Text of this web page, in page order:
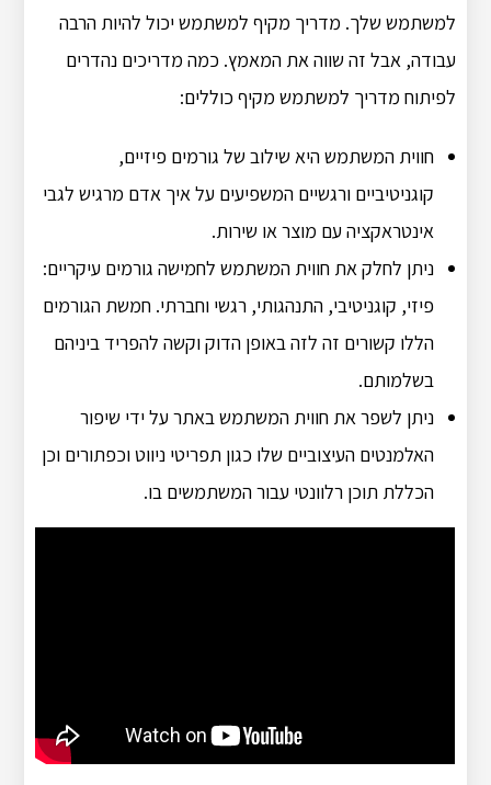
למשתמש שלך. מדריך מקיף למשתמש יכול להיות הרבה
עבודה, אבל זה שווה את המאמץ. כמה מדריכים נהדרים
לפיתוח מדריך למשתמש מקיף כוללים:
חווית המשתמש היא שילוב של גורמים פיזיים,
קוגניטיביים ורגשיים המשפיעים על איך אדם מרגיש לגבי
אינטראקציה עם מוצר או שירות.
ניתן לחלק את חווית המשתמש לחמישה גורמים עיקריים:
פיזי, קוגניטיבי, התנהגותי, רגשי וחברתי. חמשת הגורמים
הללו קשורים זה לזה באופן הדוק וקשה להפריד ביניהם
בשלמותם.
ניתן לשפר את חווית המשתמש באתר על ידי שיפור
האלמנטים העיצוביים שלו כגון תפריטי ניווט וכפתורים וכן
הכללת תוכן רלוונטי עבור המשתמשים בו.